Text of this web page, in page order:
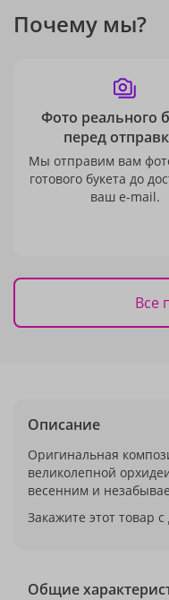
Почему мы?
Фото реального
перед
Мы отправим вам
готового букета до
ваш e-mail.
Все
Описание
Оригинальная
великолепной
весенним и
Закажите этот товар
Общие